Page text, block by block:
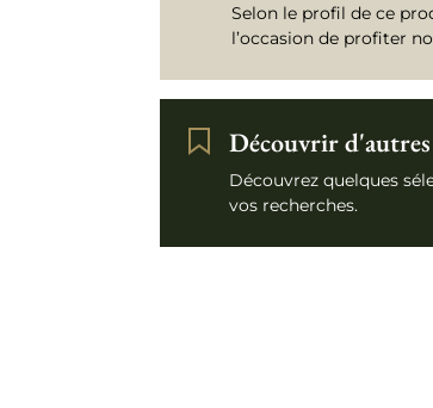
Selon le profil de ce
l’occasion de profiter
Découvrir d'autres
Découvrez quelques
vos recherches.